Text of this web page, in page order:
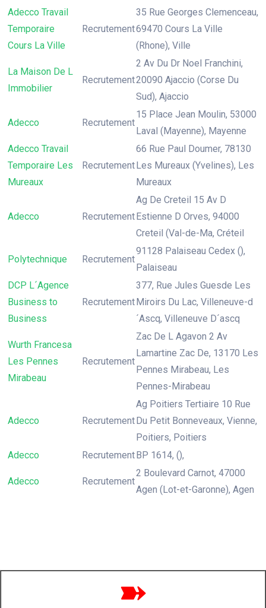
Adecco Travail
Temporaire
Cours La Ville
Recrutement
35 Rue Georges Clemenceau,
69470 Cours La Ville
(Rhone), Ville
La Maison De L
Immobilier
Recrutement
2 Av Du Dr Noel Franchini,
20090 Ajaccio (Corse Du
Sud), Ajaccio
Adecco Recrutement
15 Place Jean Moulin, 53000
Laval (Mayenne), Mayenne
Adecco Travail
Temporaire Les
Mureaux
Recrutement
66 Rue Paul Doumer, 78130
Les Mureaux (Yvelines), Les
Mureaux
Adecco Recrutement
Ag De Creteil 15 Av D
Estienne D Orves, 94000
Creteil (Val-de-Ma, Créteil
Polytechnique Recrutement
91128 Palaiseau Cedex (),
Palaiseau
DCP L´Agence
Business to
Business
Recrutement
377, Rue Jules Guesde Les
Miroirs Du Lac, Villeneuve-d
´Ascq, Villeneuve D´ascq
Wurth Francesa
Les Pennes
Mirabeau
Recrutement
Zac De L Agavon 2 Av
Lamartine Zac De, 13170 Les
Pennes Mirabeau, Les
Pennes-Mirabeau
Adecco Recrutement
Ag Poitiers Tertiaire 10 Rue
Du Petit Bonneveaux, Vienne,
Poitiers, Poitiers
Adecco
RecrutementBP 1614, (),
Adecco Recrutement
2 Boulevard Carnot, 47000
Agen (Lot-et-Garonne), Agen